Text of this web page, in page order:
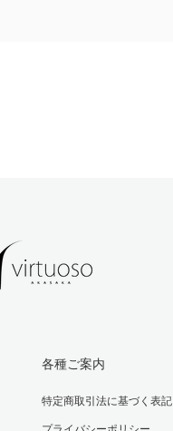
各種ご案内
特定商取引法に基づく表記